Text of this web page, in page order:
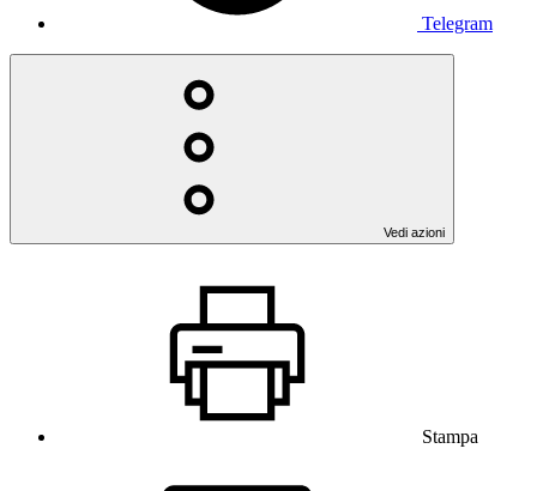
Telegram
Vedi azioni
Stampa